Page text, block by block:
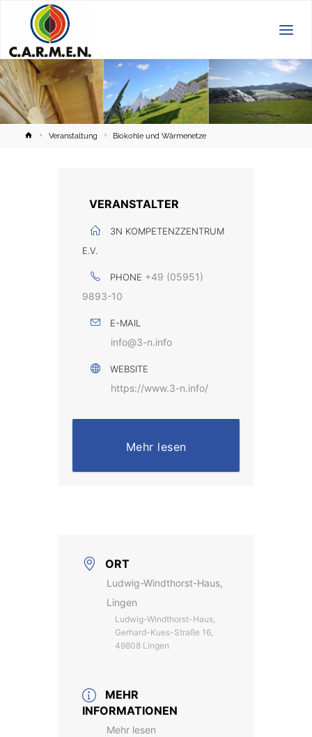
HomeVeranstaltung Biokohle und Wärmenetze
VERANSTALTER
3N KOMPETENZZENTRUM
E.V.
PHONE +49 (05951)
9893-10
E-MAIL
info@3-n.info
WEBSITE
https://www.3-n.info/
Mehr lesen
ORT
Ludwig-Windthorst-Haus,
Lingen
Ludwig-Windthorst-Haus,
Gerhard-Kues-Straße 16,
49808 Lingen
MEHR
INFORMATIONEN
Mehr lesen